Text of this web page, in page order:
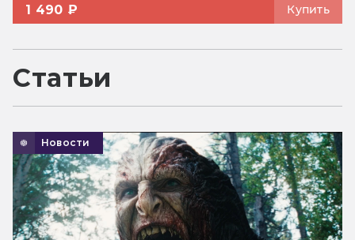
1 490 ₽ Купить
Статьи
Новости